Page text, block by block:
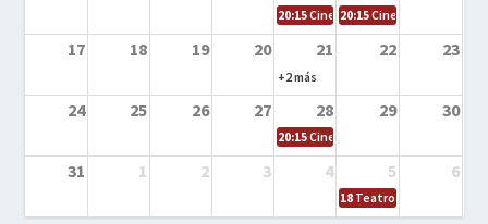
20:15Cine en la calle – Tortugas
20:15Cine en la calle –
17 18 19 20 21 22 23
+2 más
24 25 26 27 28 29 30
20:15Cine en el calle – Tintín y el
31 1 2 3 4 5 6
18 Teatro – Tres